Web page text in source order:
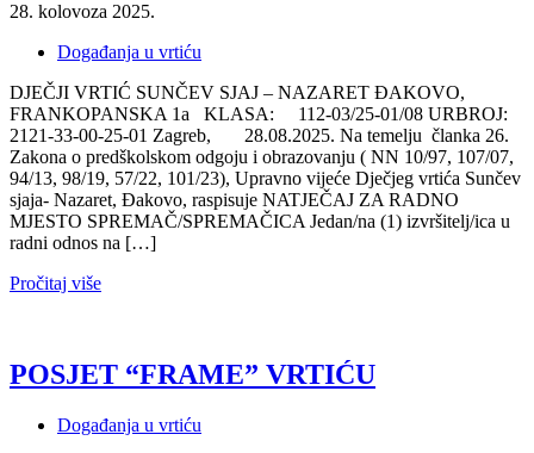
28. kolovoza 2025.
Događanja u vrtiću
DJEČJI VRTIĆ SUNČEV SJAJ – NAZARET ĐAKOVO,
FRANKOPANSKA 1a KLASA: 112-03/25-01/08 URBROJ:
2121-33-00-25-01 Zagreb, 28.08.2025. Na temelju članka 26.
Zakona o predškolskom odgoju i obrazovanju ( NN 10/97, 107/07,
94/13, 98/19, 57/22, 101/23), Upravno vijeće Dječjeg vrtića Sunčev
sjaja- Nazaret, Đakovo, raspisuje NATJEČAJ ZA RADNO
MJESTO SPREMAČ/SPREMAČICA Jedan/na (1) izvršitelj/ica u
radni odnos na […]
Pročitaj više
POSJET “FRAME” VRTIĆU
Događanja u vrtiću